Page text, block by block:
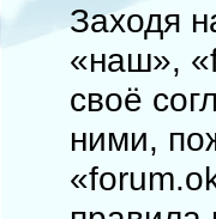
Заходя
«наш»,
своё
ними,